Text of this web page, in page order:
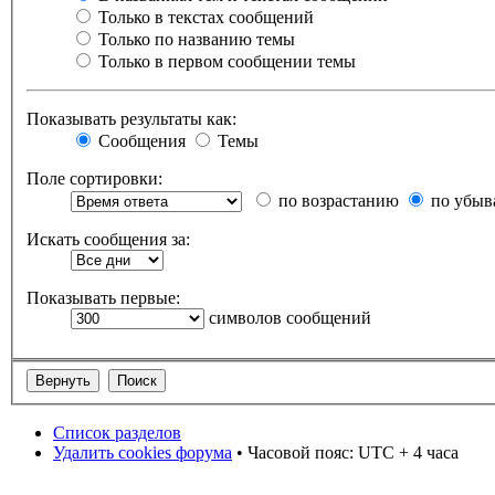
Только в текстах сообщений
Только по названию темы
Только в первом сообщении темы
Показывать результаты как:
Сообщения
Темы
Поле сортировки:
по возрастанию
по
Искать сообщения за:
Показывать первые:
символов сообщений
Список разделов
Удалить cookies форума • Часовой пояс: UTC + 4 часа